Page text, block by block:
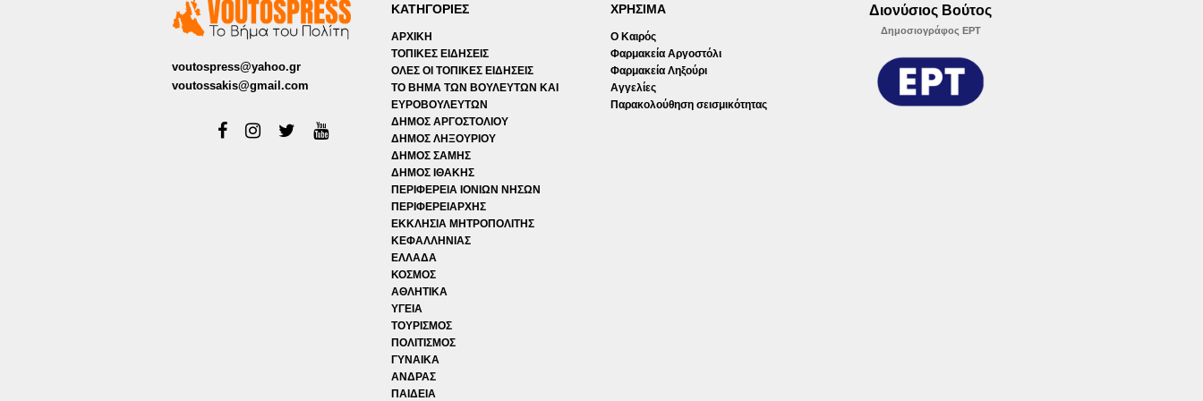
voutospress@yahoo.gr
voutossakis@gmail.com
ΚΑΤΗΓΟΡΙΕΣ
ΑΡΧΙΚΗ
ΤΟΠΙΚΕΣ ΕΙΔΗΣΕΙΣ
ΟΛΕΣ ΟΙ ΤΟΠΙΚΕΣ ΕΙΔΗΣΕΙΣ
ΤΟ ΒΗΜΑ ΤΩΝ ΒΟΥΛΕΥΤΩΝ ΚΑΙ
ΕΥΡΟΒΟΥΛΕΥΤΩΝ
ΔΗΜΟΣ ΑΡΓΟΣΤΟΛΙΟΥ
ΔΗΜΟΣ ΛΗΞΟΥΡΙΟΥ
ΔΗΜΟΣ ΣΑΜΗΣ
ΔΗΜΟΣ ΙΘΑΚΗΣ
ΠΕΡΙΦΕΡΕΙΑ ΙΟΝΙΩΝ ΝΗΣΩΝ
ΠΕΡΙΦΕΡΕΙΑΡΧΗΣ
ΕΚΚΛΗΣΙΑ ΜΗΤΡΟΠΟΛΙΤΗΣ
ΚΕΦΑΛΛΗΝΙΑΣ
ΕΛΛΑΔΑ
ΚΟΣΜΟΣ
ΑΘΛΗΤΙΚΑ
ΥΓΕΙΑ
ΤΟΥΡΙΣΜΟΣ
ΠΟΛΙΤΙΣΜΟΣ
ΓΥΝΑΙΚΑ
ΑΝΔΡΑΣ
ΠΑΙΔΕΙΑ
ΧΡΗΣΙΜΑ
Ο Καιρός
Φαρμακεία Αργοστόλι
Φαρμακεία Ληξούρι
Αγγελίες
Παρακολούθηση σεισμικότητας
Διονύσιος Βούτος
Δημοσιογράφος ΕΡΤ